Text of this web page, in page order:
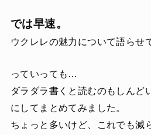
では早速。
ウクレレの魅力について語らせ
っていっても…
ダラダラ書くと読むのもしんど
にしてまとめてみました。
ちょっと多いけど、これでも減